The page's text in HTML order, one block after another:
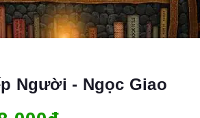
Người - Ngọc Giao